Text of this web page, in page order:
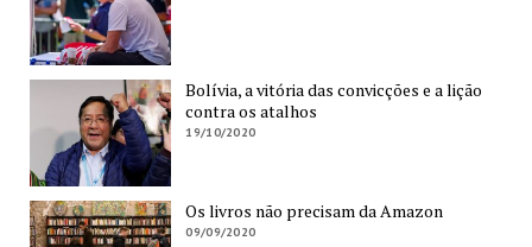
Bolívia, a vitória das convicções e a lição
contra os atalhos
19/10/2020
Os livros não precisam da Amazon
09/09/2020